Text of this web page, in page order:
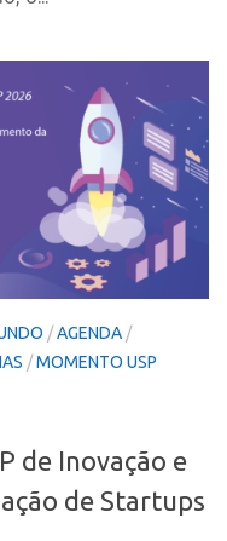
/AGENDA /
/MOMENTO USP
de Inovação e
de Startups